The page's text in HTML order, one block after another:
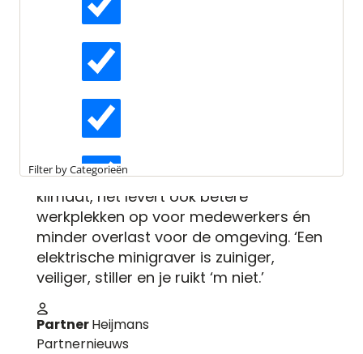
Longreads
Partnernieuws
Filter by Categorieën
Laatst bewerkt:
Gepubliceerd:
Leestijd: 1 minuut
Minder overlast van
duurzame bouwplaats
Een van de ambities van Heijmans is
om in 2023 volledig CO
bouwen. Niet alleen goed voor het
klimaat, het levert ook betere
werkplekken op voor medewerkers én
minder overlast voor de omgeving. ‘Een
elektrische minigraver is zuiniger,
veiliger, stiller en je ruikt ‘m niet.’
PartnerHeijmans
Partnernieuws